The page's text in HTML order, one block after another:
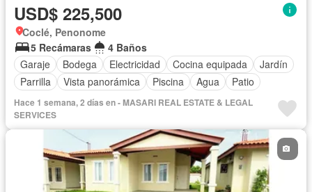
USD$ 225,500
Coclé, Penonome
5 Recámaras
4 Baños
Garaje
Bodega Electricidad Cocina equipada
Jardín
Parrilla
Vista panorámica Piscina Agua Patio
Hace 1 semana, 2 días en - MASARI REAL ESTATE & LEGAL
SERVICES